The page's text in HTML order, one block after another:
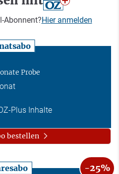
Abonnent?Hier anmelden
Probe
Plus Inhalte
bestellen
-25%